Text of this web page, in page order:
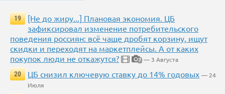
19
[Не до жиру...] Плановая экономия. ЦБ
зафиксировал изменение потребительского
поведения россиян: всё чаще дробят корзину, ищут
скидки и переходят на маркетплейсы. А от каких
покупок люди не откажутся?
7 — 3 Августа
20
ЦБ снизил ключевую ставку до 14% годовых — 24
Июля